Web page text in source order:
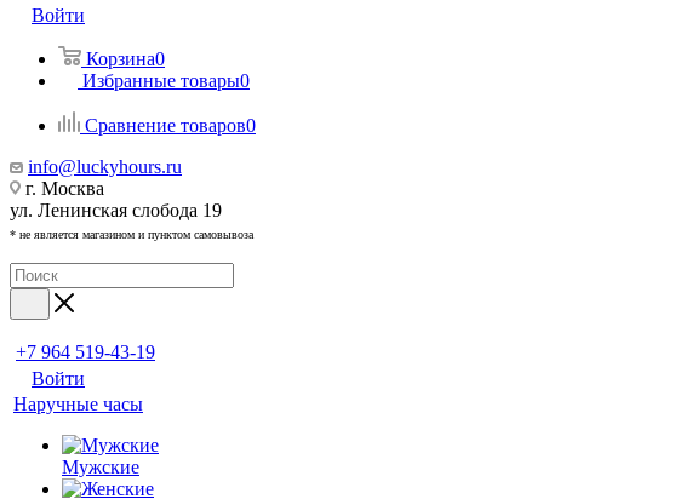
Войти
Корзина0
Избранные товары0
Сравнение товаров0
info@luckyhours.ru
г. Москва
ул. Ленинская слобода 19
* не является магазином и пунктом самовывоза
+7 964 519-43-19
Войти
Наручные часы
Мужские